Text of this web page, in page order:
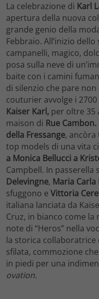
La celebrazione di Karl
apertura della nuova
grande genio della
Febbraio. All’inizio
campanelli, magico,
posa sulla neve di
baite con i camini
di silenzio che pare
couturier avvolge i
Kaiser Karl, per oltre 35
maison di Rue Cambon.
della Fressange,
top models di una vita
a Monica Bellucci a
Campbell. In passerella
Delevingne, Maria Carla
sfuggono e Vittoria
italiana lanciata da
Cruz, in bianco come la
note di “Heros” nella
la storica collaboratrice
sfilata, commozione
in piedi per una
ovation.